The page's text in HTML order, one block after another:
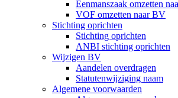
Eenmanszaak omzetten
VOF omzetten naar BV
Stichting oprichten
Stichting oprichten
ANBI stichting oprichten
Wijzigen BV
Aandelen overdragen
Statutenwijziging naam
Algemene voorwaarden